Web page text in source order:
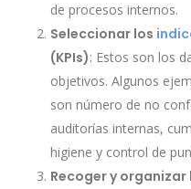
de procesos internos.
Seleccionar los
(KPIs): Estos son los
objetivos. Algunos
son número de no
auditorías internas,
higiene y control de
Recoger y